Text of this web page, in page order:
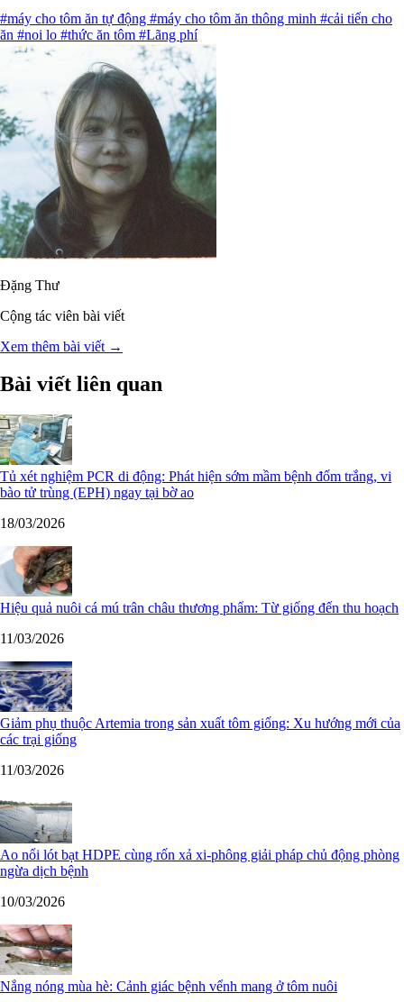
#máy cho tôm ăn tự động #máy cho tôm ăn thông minh #cải tiến cho
ăn #noi lo #thức ăn tôm #Lãng phí
Đặng Thư
Cộng tác viên bài viết
Xem thêm bài viết →
Bài viết liên quan
Tủ xét nghiệm PCR di động: Phát hiện sớm mầm bệnh đốm trắng, vi
bào tử trùng (EPH) ngay tại bờ ao
18/03/2026
Hiệu quả nuôi cá mú trân châu thương phẩm: Từ giống đến thu hoạch
11/03/2026
Giảm phụ thuộc Artemia trong sản xuất tôm giống: Xu hướng mới của
các trại giống
11/03/2026
Ao nổi lót bạt HDPE cùng rốn xả xi-phông giải pháp chủ động phòng
ngừa dịch bệnh
10/03/2026
Nắng nóng mùa hè: Cảnh giác bệnh vểnh mang ở tôm nuôi